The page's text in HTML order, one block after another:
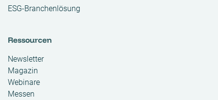
ESG-Branchenlösung
Ressourcen
Newsletter
Magazin
Webinare
Messen